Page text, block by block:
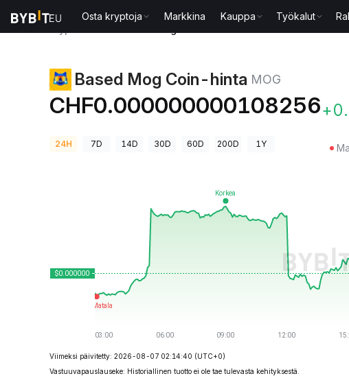
Osta kryptoja Markkina Kauppa Työkalut
Based Mog Coin-hinta MOG
CHF0.000000000108256
24H 7D 14D 30D 60D 200D 1Y
Viimeksi päivitetty: 2026-08-07 02:14:40 (UTC+0)
Vastuuvapauslauseke: Historiallinen tuotto ei ole tae tulevasta kehityksestä.